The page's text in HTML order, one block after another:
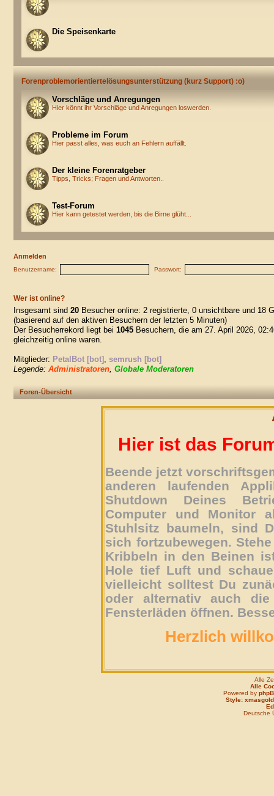
Die Speisenkarte
Forenproblemorientiertelösungsunterstützung (kurz Support) :o)
Vorschläge und Anregungen
Hier könnt ihr Vorschläge und Anregungen loswerden.
Probleme im Forum
Hier passt alles, was euch an Fehlern auffällt.
Der kleine Forenratgeber
Tipps, Tricks; Fragen und Antworten..
Test-Forum
Hier kann getestet werden, bis die Birne glüht...
Anmelden
Benutzername: Passwort:
Wer ist online?
Insgesamt sind 20 Besucher online: 2 registrierte, 0 unsichtbare und 18
(basierend auf den aktiven Besuchern der letzten 5 Minuten)
Der Besucherrekord liegt bei 1045 Besuchern, die am 27. April 2026,
gleichzeitig online waren.
Mitglieder: PetalBot [bot] , semrush [bot]
Legende: Administratoren, Globale Moderatoren
Foren-Übersicht
Hier ist das
Beende jetzt
anderen laufenden
Shutdown Deines
Computer und Monitor
Stuhlsitz baumeln, sind
sich fortzubewegen.
Kribbeln in den Beinen
Hole tief Luft und
vielleicht solltest Du
oder alternativ auch
Fensterläden öffnen.
Herzlich
Alle
Alle
Powered by
Style: xmasgold
Deutsche